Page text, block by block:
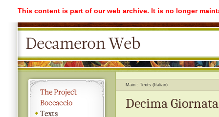
This content is part of our web archive. It is no longer
Main Texts (Italian)
Decima